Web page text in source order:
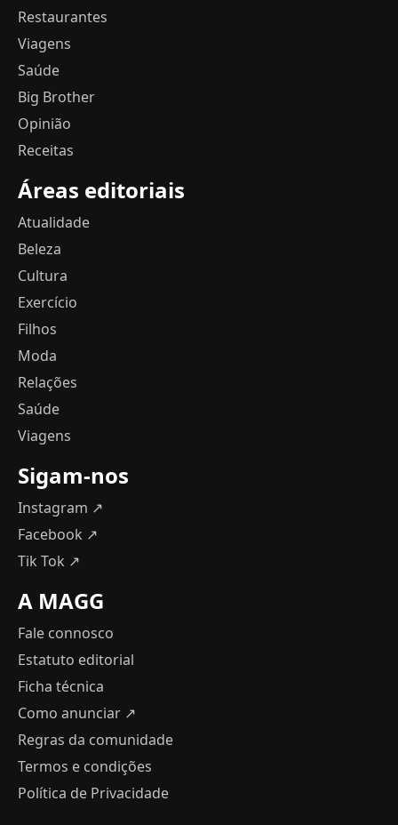
Restaurantes
Viagens
Saúde
Big Brother
Opinião
Receitas
Áreas editoriais
Atualidade
Beleza
Cultura
Exercício
Filhos
Moda
Relações
Saúde
Viagens
Sigam-nos
Instagram ↗
Facebook ↗
Tik Tok ↗
A MAGG
Fale connosco
Estatuto editorial
Ficha técnica
Como anunciar ↗
Regras da comunidade
Termos e condições
Política de Privacidade